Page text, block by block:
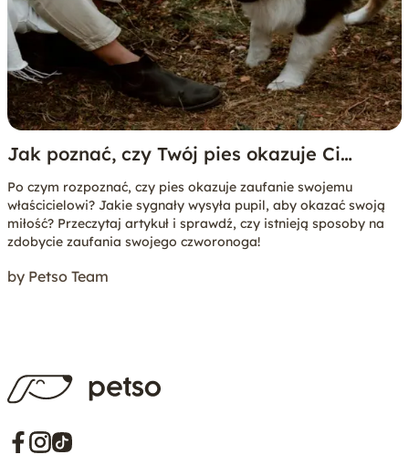
Jak poznać, czy Twój pies okazuje Ci
zaufanie?
Po czym rozpoznać, czy pies okazuje zaufanie swojemu
właścicielowi? Jakie sygnały wysyła pupil, aby okazać swoją
miłość? Przeczytaj artykuł i sprawdź, czy istnieją sposoby na
zdobycie zaufania swojego czworonoga!
by Petso Team